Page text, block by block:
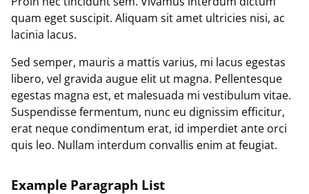
quam eget suscipit. Aliquam sit amet ultricies nisi, ac
lacinia lacus.
Sed semper, mauris a mattis varius, mi lacus egestas
libero, vel gravida augue elit ut magna. Pellentesque
egestas magna est, et malesuada mi vestibulum vitae.
Suspendisse fermentum, nunc eu dignissim efficitur,
erat neque condimentum erat, id imperdiet ante orci
quis leo. Nullam interdum convallis enim at feugiat.
Example Paragraph List